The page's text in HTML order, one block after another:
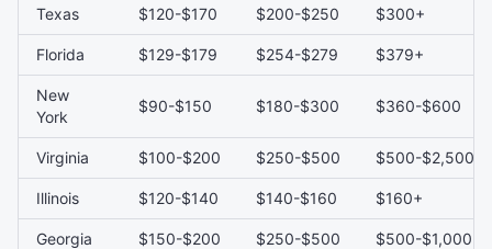
Texas $120-$170 $200-$250 $300+
Florida $129-$179 $254-$279 $379+
New
York
$90-$150 $180-$300 $360-$600
Virginia $100-$200 $250-$500 $500-$2,500
Illinois $120-$140 $140-$160 $160+
Georgia $150-$200 $250-$500 $500-$1,000